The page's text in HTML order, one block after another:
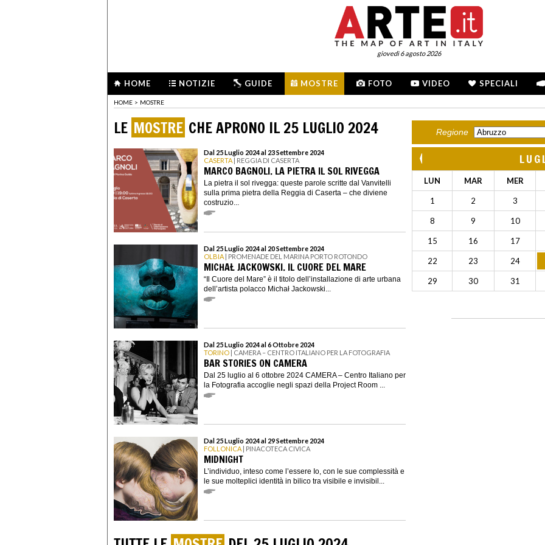
giovedì 6 agosto 2026
HOME NOTIZIE GUIDE MOSTRE FOTO VIDEO SPECIALI
HOME > MOSTRE
LE MOSTRE CHE APRONO IL 25 LUGLIO 2024
Dal 25 Luglio 2024 al 23 Settembre 2024
CASERTA | REGGIA DI CASERTA
MARCO BAGNOLI. LA PIETRA IL SOL RIVEGGA
La pietra il sol rivegga: queste parole scritte dal Vanvitelli
sulla prima pietra della Reggia di Caserta – che diviene
costruzio...
Dal 25 Luglio 2024 al 20 Settembre 2024
OLBIA | PROMENADE DEL MARINA PORTO ROTONDO
MICHAŁ JACKOWSKI. IL CUORE DEL MARE
“Il Cuore del Mare” è il titolo dell’installazione di arte urbana
dell’artista polacco Michał Jackowski...
Dal 25 Luglio 2024 al 6 Ottobre 2024
TORINO | CAMERA – CENTRO ITALIANO PER LA FOTOGRAFIA
BAR STORIES ON CAMERA
Dal 25 luglio al 6 ottobre 2024 CAMERA – Centro Italiano per
la Fotografia accoglie negli spazi della Project Room ...
Dal 25 Luglio 2024 al 29 Settembre 2024
FOLLONICA | PINACOTECA CIVICA
MIDNIGHT
L’individuo, inteso come l’essere Io, con le sue complessità e
le sue molteplici identità in bilico tra visibile e invisibil...
Regione
LUN MAR MER
1 2 3
8 9 10
15 16 17
22 23 24
29 30 31